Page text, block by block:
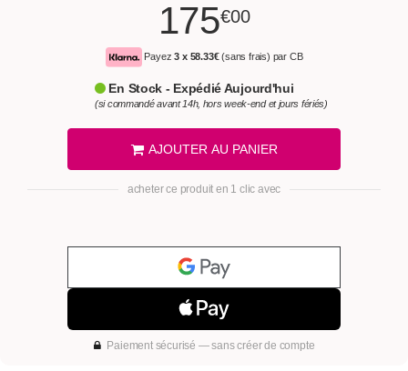
175€00
Payez3 x 58.33€(sans frais) par CB
En Stock - Expédié Aujourd'hui
(si commandé avant 14h, hors week-end et jours fériés)
AJOUTER AU PANIER
acheter ce produit en 1 clic avec
Paiement sécurisé — sans créer de compte